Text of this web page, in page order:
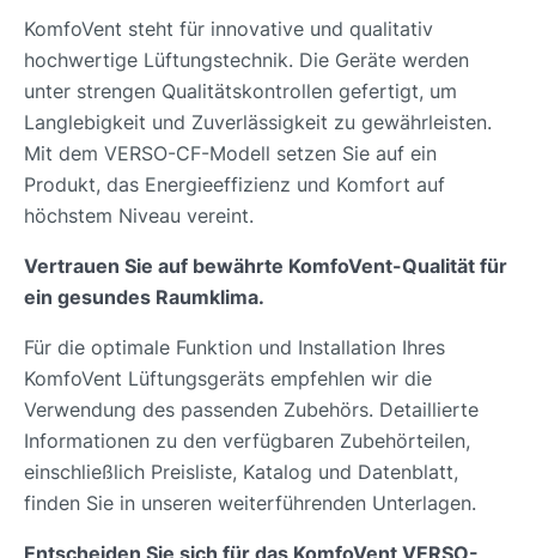
KomfoVent steht für innovative und qualitativ
hochwertige Lüftungstechnik. Die Geräte werden
unter strengen Qualitätskontrollen gefertigt, um
Langlebigkeit und Zuverlässigkeit zu gewährleisten.
Mit dem VERSO-CF-Modell setzen Sie auf ein
Produkt, das Energieeffizienz und Komfort auf
höchstem Niveau vereint.
Vertrauen Sie auf bewährte KomfoVent-Qualität für
ein gesundes Raumklima.
Für die optimale Funktion und Installation Ihres
KomfoVent Lüftungsgeräts empfehlen wir die
Verwendung des passenden Zubehörs. Detaillierte
Informationen zu den verfügbaren Zubehörteilen,
einschließlich Preisliste, Katalog und Datenblatt,
finden Sie in unseren weiterführenden Unterlagen.